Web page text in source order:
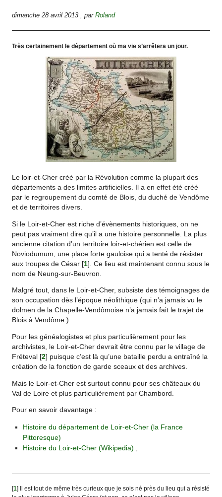
dimanche 28 avril 2013 ,parRoland
Très certainement le département où ma vie s’arrêtera un jour.
Le loir-et-Cher créé par la Révolution comme la plupart des
départements a des limites artificielles. Il a en effet été créé
par le regroupement du comté de Blois, du duché de Vendôme
et de territoires divers.
Si le Loir-et-Cher est riche d’évènements historiques, on ne
peut pas vraiment dire qu’il a une histoire personnelle. La plus
ancienne citation d’un territoire loir-et-chérien est celle de
Noviodumum, une place forte gauloise qui a tenté de résister
aux troupes de César [1] . Ce lieu est maintenant connu sous le
nom de Neung-sur-Beuvron.
Malgré tout, dans le Loir-et-Cher, subsiste des témoignages de
son occupation dès l’époque néolithique (qui n’a jamais vu le
dolmen de la Chapelle-Vendômoise n’a jamais fait le trajet de
Blois à Vendôme.)
Pour les généalogistes et plus particulièrement pour les
archivistes, le Loir-et-Cher devrait être connu par le village de
Fréteval
[2] puisque c’est là qu’une bataille perdu a entraîné la
création de la fonction de garde sceaux et des archives.
Mais le Loir-et-Cher est surtout connu pour ses châteaux du
Val de Loire et plus particulièrement par Chambord.
Pour en savoir davantage :
Histoire du département de Loir-et-Cher (la France
Pittoresque)
Histoire du Loir-et-Cher (Wikipedia)
[1] Il est tout de même très curieux que je sois né près du lieu qui a résisté